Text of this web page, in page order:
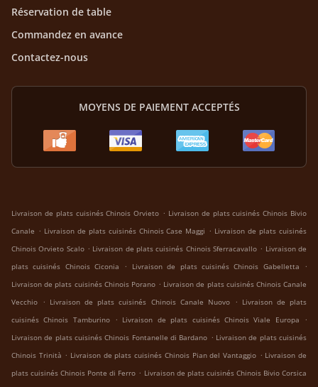
Réservation de table
Commandez en avance
Contactez-nous
MOYENS DE PAIEMENT ACCEPTÉS
Livraison de plats cuisinés Chinois Orvieto . Livraison de plats cuisinés Chinois Bivio
Canale . Livraison de plats cuisinés Chinois Case Maggi . Livraison de plats cuisinés
Chinois Orvieto Scalo . Livraison de plats cuisinés Chinois Sferracavallo . Livraison de
plats cuisinés Chinois Ciconia
. Livraison de plats cuisinés Chinois Gabelletta
.
Livraison de plats cuisinés Chinois Porano . Livraison de plats cuisinés Chinois Canale
Vecchio . Livraison de plats cuisinés Chinois Canale Nuovo . Livraison de plats
cuisinés Chinois Tamburino . Livraison de plats cuisinés Chinois Viale Europa
.
Livraison de plats cuisinés Chinois Fontanelle di Bardano . Livraison de plats cuisinés
Chinois Trinità . Livraison de plats cuisinés Chinois Pian del Vantaggio . Livraison de
plats cuisinés Chinois Ponte di Ferro . Livraison de plats cuisinés Chinois Bivio Corsica